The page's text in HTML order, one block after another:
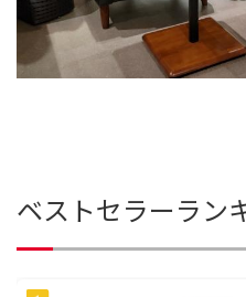
ベストセラーラン